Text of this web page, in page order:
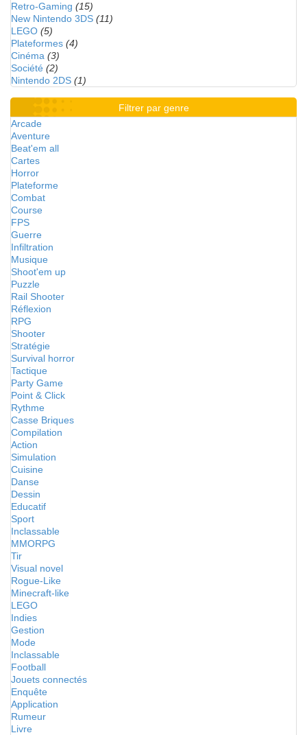
Retro-Gaming (15)
New Nintendo 3DS (11)
LEGO (5)
Plateformes (4)
Cinéma (3)
Société (2)
Nintendo 2DS (1)
Filtrer par genre
Arcade
Aventure
Beat'em all
Cartes
Horror
Plateforme
Combat
Course
FPS
Guerre
Infiltration
Musique
Shoot'em up
Puzzle
Rail Shooter
Réflexion
RPG
Shooter
Stratégie
Survival horror
Tactique
Party Game
Point & Click
Rythme
Casse Briques
Compilation
Action
Simulation
Cuisine
Danse
Dessin
Educatif
Sport
Inclassable
MMORPG
Tir
Visual novel
Rogue-Like
Minecraft-like
LEGO
Indies
Gestion
Mode
Inclassable
Football
Jouets connectés
Enquête
Application
Rumeur
Livre